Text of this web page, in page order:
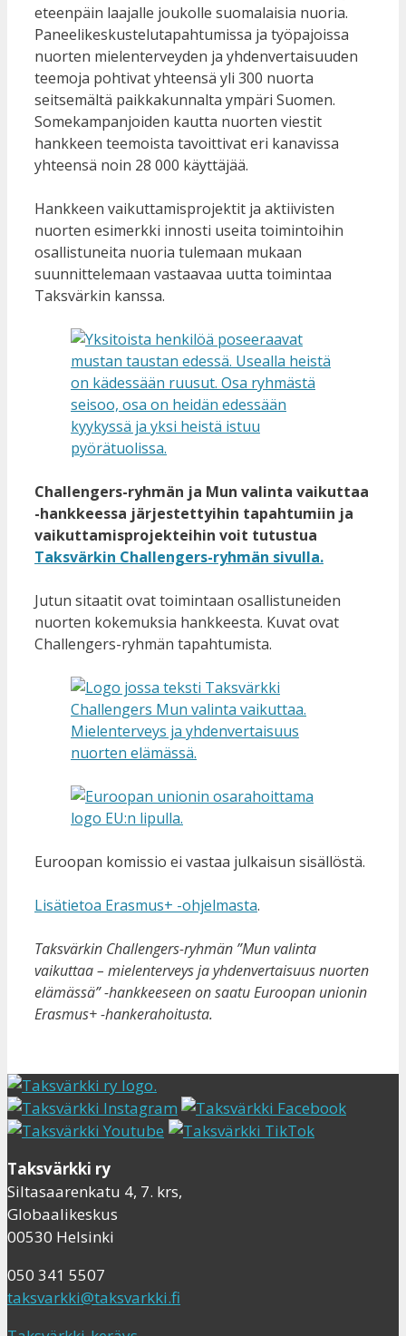
eteenpäin laajalle joukolle suomalaisia nuoria.
Paneelikeskustelutapahtumissa ja työpajoissa
nuorten mielenterveyden ja yhdenvertaisuuden
teemoja pohtivat yhteensä yli 300 nuorta
seitsemältä paikkakunnalta ympäri Suomen.
Somekampanjoiden kautta nuorten viestit
hankkeen teemoista tavoittivat eri kanavissa
yhteensä noin 28 000 käyttäjää.
Hankkeen vaikuttamisprojektit ja aktiivisten
nuorten esimerkki innosti useita toimintoihin
osallistuneita nuoria tulemaan mukaan
suunnittelemaan vastaavaa uutta toimintaa
Taksvärkin kanssa.
Challengers-ryhmän ja Mun valinta vaikuttaa
-hankkeessa järjestettyihin tapahtumiin ja
vaikuttamisprojekteihin voit tutustua
Taksvärkin Challengers-ryhmän sivulla.
Jutun sitaatit ovat toimintaan osallistuneiden
nuorten kokemuksia hankkeesta. Kuvat ovat
Challengers-ryhmän tapahtumista.
Euroopan komissio ei vastaa julkaisun sisällöstä.
Lisätietoa Erasmus+ -ohjelmasta.
Taksvärkin Challengers-ryhmän ”Mun valinta
vaikuttaa – mielenterveys ja yhdenvertaisuus nuorten
elämässä” -hankkeeseen on saatu Euroopan unionin
Erasmus+ -hankerahoitusta.
Taksvärkki ry
Siltasaarenkatu 4, 7. krs,
Globaalikeskus
00530 Helsinki
050 341 5507
taksvarkki@taksvarkki.fi